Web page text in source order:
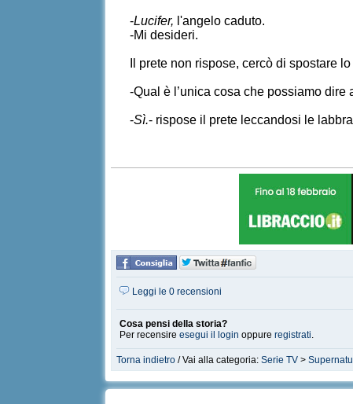
-Lucifer, l'angelo caduto.
-Mi desideri.
Il prete non rispose, cercò di spostare
-Qual è l’unica cosa che possiamo
-Sì.- rispose il prete leccandosi le
Leggi le 0 recensioni
Cosa pensi della storia?
Per recensireesegui il login oppureregistrati.
Torna indietro / Vai alla categoria:Serie TV >